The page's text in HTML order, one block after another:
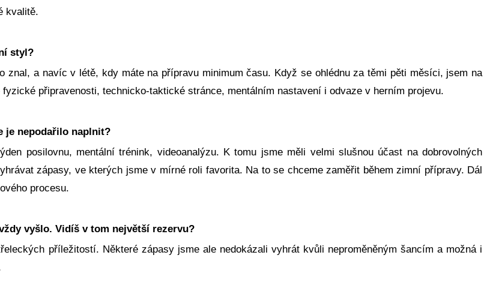
kvalitě.
styl?
znal, a navíc v létě, kdy máte na přípravu minimum času. Když se ohlédnu za těmi pěti měsíci, jsem na
připravenosti, technicko-taktické stránce, mentálním nastavení i odvaze v herním projevu.
je nepodařilo naplnit?
posilovnu, mentální trénink, videoanalýzu. K tomu jsme měli velmi slušnou účast na dobrovolných
zápasy, ve kterých jsme v mírné roli favorita. Na to se chceme zaměřit během zimní přípravy. Dál
procesu.
vyšlo. Vidíš v tom největší rezervu?
příležitostí. Některé zápasy jsme ale nedokázali vyhrát kvůli neproměněným šancím a možná i